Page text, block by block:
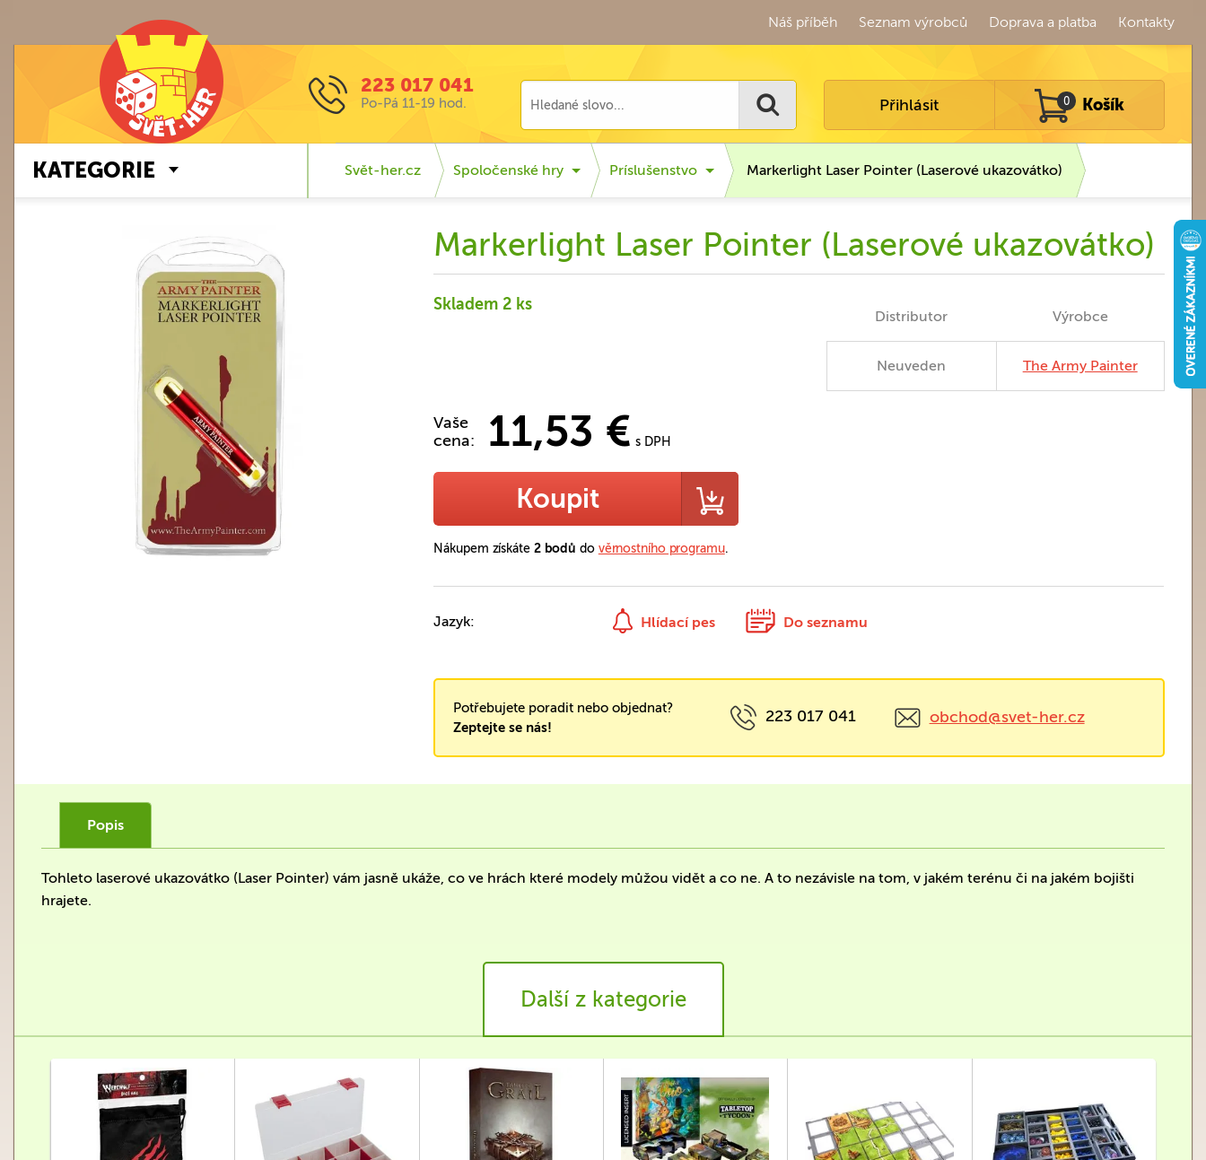
Náš příběh Seznam výrobců Doprava a platba Kontakty
223 017 041
Po-Pá 11-19 hod. Přihlásit 0 Košík
KATEGORIE Svět-her.cz Spoločenské hry Príslušenstvo Markerlight Laser Pointer (Laserové ukazovátko)
Markerlight Laser Pointer (Laserové ukazovátko)
Vaše
cena:
11,53 € s DPH
Skladem 2 ks
Koupit
Nákupem získáte 2 bodů do věrnostního programu.
Distributor Výrobce
Neuveden The Army Painter
Jazyk: Hlídací pes Do seznamu
Potřebujete poradit nebo objednat?
Zeptejte se nás!
223 017 041 obchod@svet-her.cz
Popis
Tohleto laserové ukazovátko (Laser Pointer) vám jasně ukáže, co ve hrách které modely můžou vidět a co ne. A to nezávisle na tom, v jakém terénu či na jakém bojišti
hrajete.
Další z kategorie